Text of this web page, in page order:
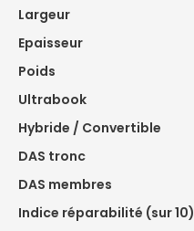
Largeur
Epaisseur
Poids
Ultrabook
Hybride / Convertible
DAS tronc
DAS membres
Indice réparabilité (sur 10)